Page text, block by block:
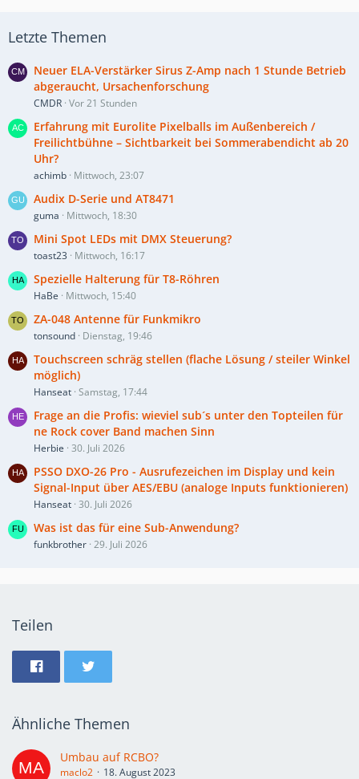
Letzte Themen
Neuer ELA-Verstärker Sirus Z-Amp nach 1 Stunde Betrieb
abgeraucht, Ursachenforschung
CMDR Vor 21 Stunden
Erfahrung mit Eurolite Pixelballs im Außenbereich /
Freilichtbühne – Sichtbarkeit bei Sommerabendicht ab 20
Uhr?
achimb Mittwoch, 23:07
Audix D-Serie und AT8471
guma Mittwoch, 18:30
Mini Spot LEDs mit DMX Steuerung?
toast23 Mittwoch, 16:17
Spezielle Halterung für T8-Röhren
HaBe Mittwoch, 15:40
ZA-048 Antenne für Funkmikro
tonsound Dienstag, 19:46
Touchscreen schräg stellen (flache Lösung / steiler Winkel
möglich)
Hanseat Samstag, 17:44
Frage an die Profis: wieviel sub´s unter den Topteilen für
ne Rock cover Band machen Sinn
Herbie 30. Juli 2026
PSSO DXO-26 Pro - Ausrufezeichen im Display und kein
Signal-Input über AES/EBU (analoge Inputs funktionieren)
Hanseat 30. Juli 2026
Was ist das für eine Sub-Anwendung?
funkbrother 29. Juli 2026
Teilen
Ähnliche Themen
Umbau auf RCBO?
maclo2 18. August 2023